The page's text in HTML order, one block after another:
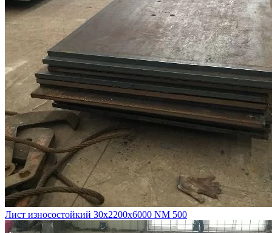
Лист износостойкий 30х2200х6000 NM 500